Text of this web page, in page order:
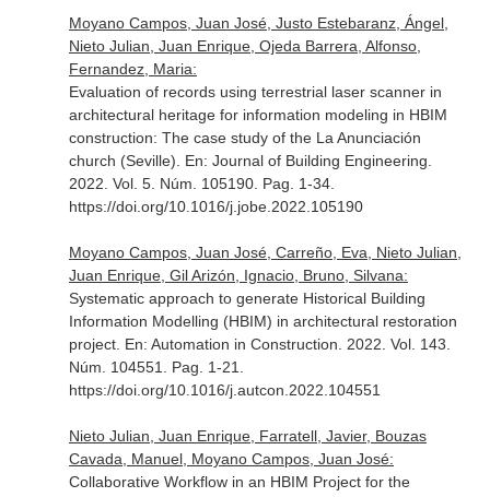
Moyano Campos, Juan José, Justo Estebaranz, Ángel,
Nieto Julian, Juan Enrique, Ojeda Barrera, Alfonso,
Fernandez, Maria:
Evaluation of records using terrestrial laser scanner in
architectural heritage for information modeling in HBIM
construction: The case study of the La Anunciación
church (Seville). En: Journal of Building Engineering
2022. Vol. 5. Núm. 105190. Pag. 1-34.
https://doi.org/10.1016/j.jobe.2022.105190
Moyano Campos, Juan José, Carreño, Eva, Nieto Julian,
Juan Enrique, Gil Arizón, Ignacio, Bruno, Silvana:
Systematic approach to generate Historical Building
Information Modelling (HBIM) in architectural restoration
project. En: Automation in Construction . 2022. Vol. 143.
Núm. 104551. Pag. 1-21.
https://doi.org/10.1016/j.autcon.2022.104551
Nieto Julian, Juan Enrique, Farratell, Javier, Bouzas
Cavada, Manuel, Moyano Campos, Juan José:
Collaborative Workflow in an HBIM Project for the